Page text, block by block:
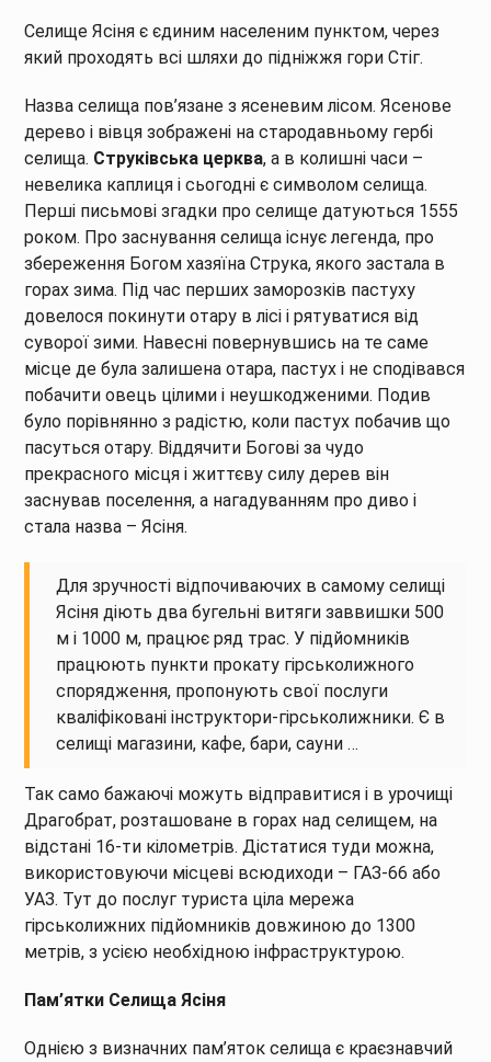
Селище Ясіня є єдиним населеним пунктом, через
який проходять всі шляхи до підніжжя гори Стіг.
Назва селища пов’язане з ясеневим лісом. Ясенове
дерево і вівця зображені на стародавньому гербі
селища. Струківська церква, а в колишні часи –
невелика каплиця і сьогодні є символом селища.
Перші письмові згадки про селище датуються 1555
роком. Про заснування селища існує легенда, про
збереження Богом хазяїна Струка, якого застала в
горах зима. Під час перших заморозків пастуху
довелося покинути отару в лісі і рятуватися від
суворої зими. Навесні повернувшись на те саме
місце де була залишена отара, пастух і не сподівався
побачити овець цілими і неушкодженими. Подив
було порівнянно з радістю, коли пастух побачив що
пасуться отару. Віддячити Богові за чудо
прекрасного місця і життєву силу дерев він
заснував поселення, а нагадуванням про диво і
стала назва – Ясіня.
Для зручності відпочиваючих в самому селищі
Ясіня діють два бугельні витяги заввишки 500
м і 1000 м, працює ряд трас. У підйомників
працюють пункти прокату гірськолижного
спорядження, пропонують свої послуги
кваліфіковані інструктори-гірськолижники. Є в
селищі магазини, кафе, бари, сауни …
Так само бажаючі можуть відправитися і в урочищі
Драгобрат, розташоване в горах над селищем, на
відстані 16-ти кілометрів. Дістатися туди можна,
використовуючи місцеві всюдиходи – ГАЗ-66 або
УАЗ. Тут до послуг туриста ціла мережа
гірськолижних підйомників довжиною до 1300
метрів, з усією необхідною інфраструктурою.
Пам’ятки Селища Ясіня
Однією з визначних пам’яток селища є краєзнавчий